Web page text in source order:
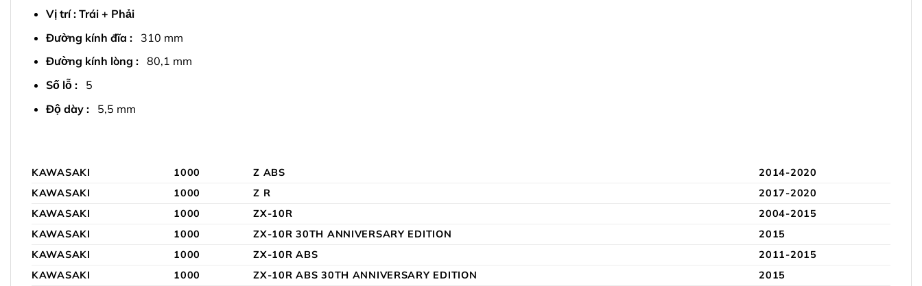
Vị trí : Trái + Phải
Đường kính đĩa : 310 mm
Đường kính lòng : 80,1 mm
Số lỗ : 5
Độ dày : 5,5 mm
KAWASAKI 1000 Z ABS
2014-2020
KAWASAKI
1000 Z R
2017-2020
KAWASAKI
1000 ZX-10R
2004-2015
KAWASAKI
1000 ZX-10R 30TH ANNIVERSARY EDITION
2015
KAWASAKI
1000 ZX-10R ABS
2011-2015
KAWASAKI
1000 ZX-10R ABS 30TH ANNIVERSARY EDITION
2015